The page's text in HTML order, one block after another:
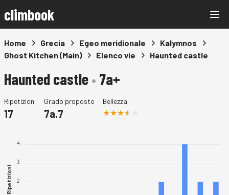
climbook
Home Grecia Egeo meridionale
Kalymnos
Ghost Kitchen (Main)
Elenco vie Haunted castle
Haunted castle• 7a+
Ripetizioni
17
Grado proposto
7a.7
Bellezza
4
3
2
Ripetizioni